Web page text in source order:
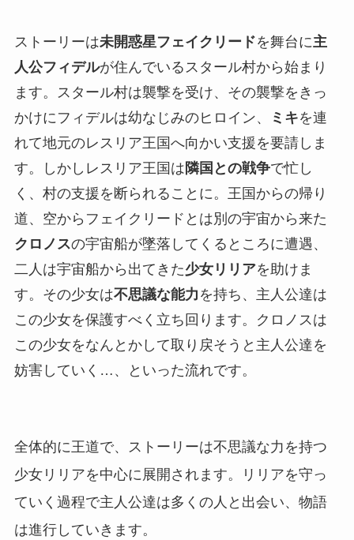
ストーリーは未開惑星フェイクリードを舞台に主
人公フィデルが住んでいるスタール村から始まり
ます。スタール村は襲撃を受け、その襲撃をきっ
かけにフィデルは幼なじみのヒロイン、
ミキを連
れて地元のレスリア王国へ向かい支援を要請しま
す。しかしレスリア王国は 隣国との戦争で忙し
く、村の支援を断られることに。王国からの帰り
道、空からフェイクリードとは別の宇宙から来た
クロノスの宇宙船が墜落してくるところに遭遇、
二人は宇宙船から出てきた少女リリアを助けま
す。その少女は不思議な能力 を持ち、主人公達は
この少女を保護すべく立ち回ります。クロノスは
この少女をなんとかして取り戻そうと主人公達を
妨害していく…、といった流れです。
全体的に王道で、ストーリーは不思議な力を持つ
少女リリアを中心に展開されます。リリアを守っ
ていく過程で主人公達は多くの人と出会い、物語
は進行していきます。